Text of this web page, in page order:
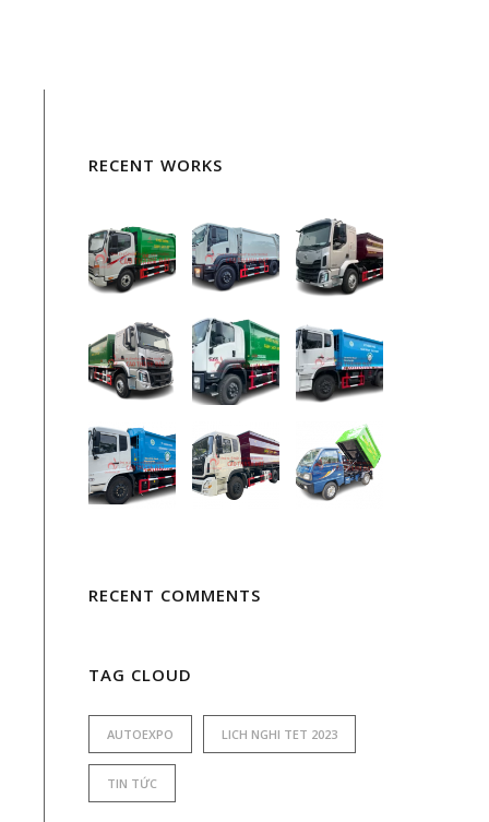
RECENT WORKS
RECENT COMMENTS
TAG CLOUD
AUTOEXPO LICH NGHI TET 2023
TIN TỨC